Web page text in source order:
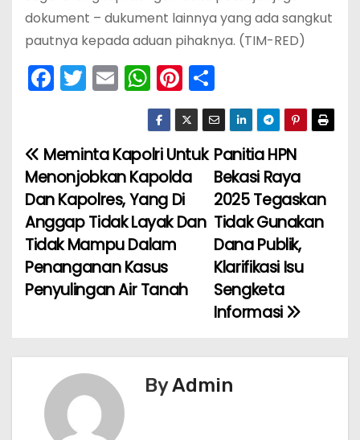
dokument – dukument lainnya yang ada sangkut
pautnya kepada aduan pihaknya. (TIM-RED)
F
a
e
b
o
o
k
T
w
er
E
m
l
W
h
a
ts
A
p
p
Pi
nt
er
e
st
h
ar
e
N
a
v
i
g
s
Panitia HPN
Bekasi Raya
2025 Tegaskan
Tidak Gunakan
Dana Publik,
Klarifikasi Isu
Sengketa
Informasi
Meminta Kapolri Untuk
Menonjobkan Kapolda
Dan Kapolres, Yang Di
Anggap Tidak Layak Dan
Tidak Mampu Dalam
Penanganan Kasus
Penyulingan Air Tanah
ByAdmin